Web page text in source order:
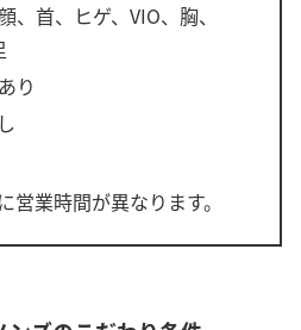
、首、ヒゲ、VIO、胸、
り
営業時間が異なります。